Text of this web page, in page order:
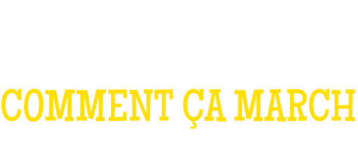
COMMENT ÇA